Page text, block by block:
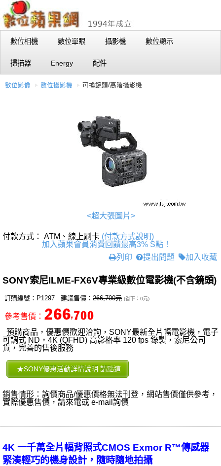
數位相機 數位單眼 攝影機 數位顯示
掃描器 Energy 配件
數位影像 數位攝影機 可換鏡頭/高階攝影機
<超大張圖片>
付款方式： ATM、線上刷卡 (付款方式說明)
加入蘋果會員消費回饋最高3% S點！
列印
提出問題 加入收藏
SONY索尼ILME-FX6V專業級數位電影機(不含鏡頭)
訂購編號：P1297 建議售價： 266,700元 (省下：0元)
參考售價：
預購商品，優惠價歡迎洽詢，SONY最新全片幅電影機，電子
可調式 ND，4K (QFHD) 高影格率 120 fps 錄製，索尼公司
貨，完善的售後服務
銷售情形：詢價商品/優惠價格無法刊登，網站售價僅供參考，
實際優惠售價，請來電或 e-mail詢價
4K 一千萬全片幅背照式CMOS Exmor R™傳感器
緊湊輕巧的機身設計，隨時隨地拍攝